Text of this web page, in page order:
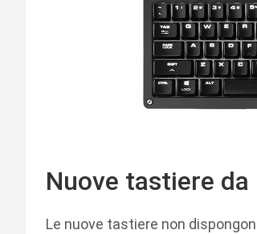
Nuove tastiere
Le nuove tastiere non